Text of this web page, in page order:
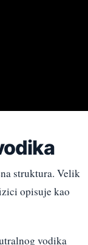
struktura. Velik
opisuje kao
vodika